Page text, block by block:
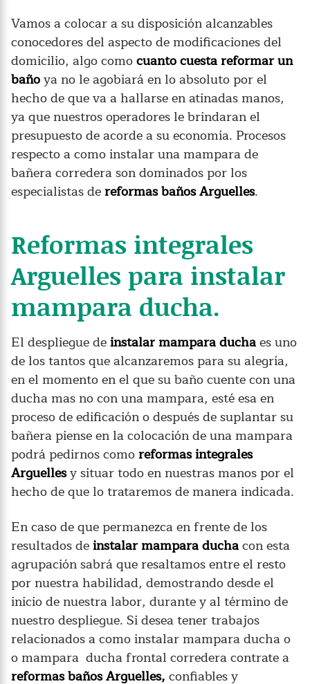
Vamos a colocar a su disposición alcanzables
conocedores del aspecto de modificaciones del
domicilio, algo comocuanto cuesta reformar un
bañoya no le agobiará en lo absoluto por el
hecho de que va a hallarse en atinadas manos,
ya que nuestros operadores le brindaran el
presupuesto de acorde a su economía. Procesos
respecto a como instalar una mampara de
bañera corredera son dominados por los
especialistas dereformas baños Arguelles.
Reformas integrales
Arguelles para instalar
mampara ducha.
El despliegue deinstalar mampara duchaes uno
de los tantos que alcanzaremos para su alegría,
en el momento en el que su baño cuente con una
ducha mas no con una mampara, esté esa en
proceso de edificación o después de suplantar su
bañera piense en la colocación de una mampara
podrá pedirnos comoreformas integrales
Arguellesy situar todo en nuestras manos por el
hecho de que lo trataremos de manera indicada.
En caso de que permanezca en frente de los
resultados deinstalar mampara duchacon esta
agrupación sabrá que resaltamos entre el resto
por nuestra habilidad, demostrando desde el
inicio de nuestra labor, durante y al término de
nuestro despliegue. Si desea tener trabajos
relacionados a como instalar mampara ducha o
o mampara ducha frontal corredera contrate a
reformas baños Arguelles, confiables y